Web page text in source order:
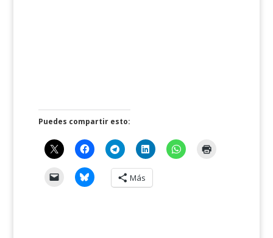
Puedes compartir esto:
Más